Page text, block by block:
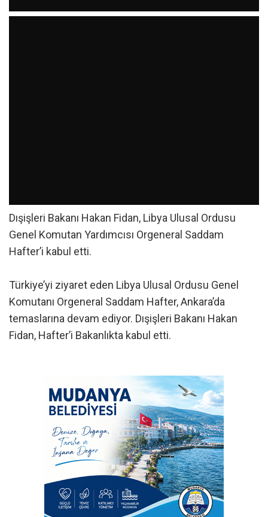
Dışişleri Bakanı Hakan Fidan, Libya Ulusal Ordusu
Genel Komutan Yardımcısı Orgeneral Saddam
Hafter’i kabul etti.
Türkiye’yi ziyaret eden Libya Ulusal Ordusu Genel
Komutanı Orgeneral Saddam Hafter, Ankara’da
temaslarına devam ediyor. Dışişleri Bakanı Hakan
Fidan, Hafter’i Bakanlıkta kabul etti.